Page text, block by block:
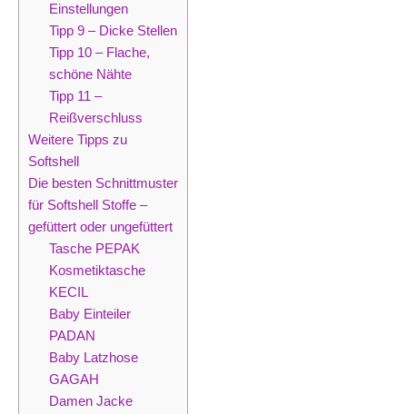
Einstellungen
Tipp 9 – Dicke Stellen
Tipp 10 – Flache,
schöne Nähte
Tipp 11 –
Reißverschluss
Weitere Tipps zu
Softshell
Die besten Schnittmuster
für Softshell Stoffe –
gefüttert oder ungefüttert
Tasche PEPAK
Kosmetiktasche
KECIL
Baby Einteiler
PADAN
Baby Latzhose
GAGAH
Damen Jacke